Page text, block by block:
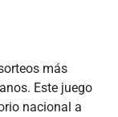
más
Este juego
nacional a